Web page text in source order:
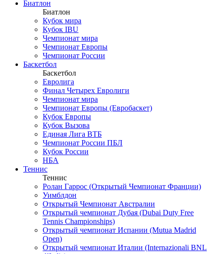
Биатлон
Биатлон
Кубок мира
Кубок IBU
Чемпионат мира
Чемпионат Европы
Чемпионат России
Баскетбол
Баскетбол
Евролига
Финал Четырех Евролиги
Чемпионат мира
Чемпионат Европы (Евробаскет)
Кубок Европы
Кубок Вызова
Единая Лига ВТБ
Чемпионат России ПБЛ
Кубок России
НБА
Теннис
Теннис
Ролан Гаррос (Открытый Чемпионат Франции)
Уимблдон
Открытый Чемпионат Австралии
Открытый чемпионат Дубая (Dubai Duty Free
Tennis Championships)
Открытый чемпионат Испании (Mutua Madrid
Open)
Открытый чемпионат Италии (Internazionali BNL